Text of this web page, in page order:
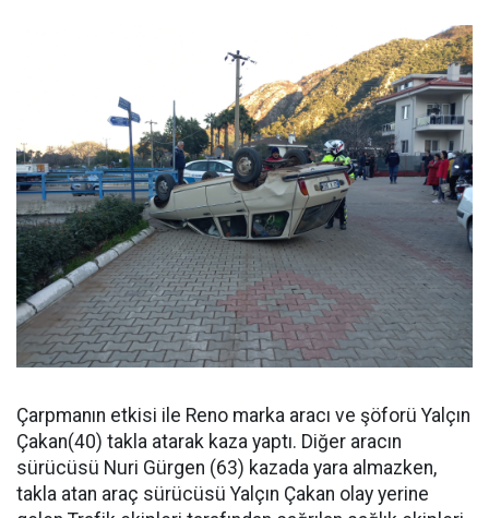
Çarpmanın etkisi ile Reno marka aracı ve şöforü Yalçın
Çakan(40) takla atarak kaza yaptı. Diğer aracın
sürücüsü Nuri Gürgen (63) kazada yara almazken,
takla atan araç sürücüsü Yalçın Çakan olay yerine